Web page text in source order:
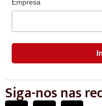
Empresa
Siga-nos nas